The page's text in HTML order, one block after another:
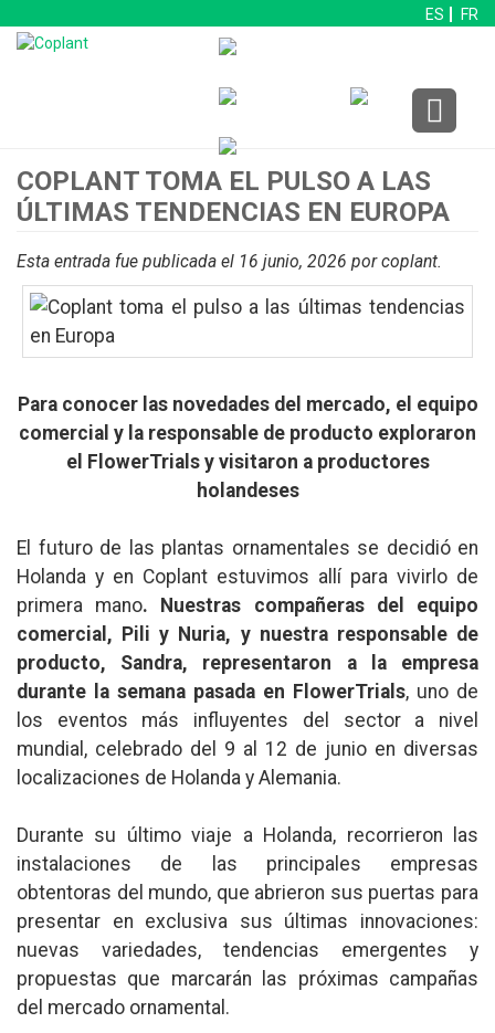
ES FR
COPLANT TOMA EL PULSO A LAS
ÚLTIMAS TENDENCIAS EN EUROPA
Esta entrada fue publicada el 16 junio, 2026 por coplant.
Para conocer las novedades del mercado, el equipo
comercial y la responsable de producto exploraron
el FlowerTrials y visitaron a productores
holandeses
El futuro de las plantas ornamentales se decidió en
Holanda y en Coplant estuvimos allí para vivirlo de
primera mano. Nuestras compañeras del equipo
comercial, Pili y Nuria, y nuestra responsable de
producto, Sandra, representaron a la empresa
durante la semana pasada en FlowerTrials, uno de
los eventos más influyentes del sector a nivel
mundial, celebrado del 9 al 12 de junio en diversas
localizaciones de Holanda y Alemania.
Durante su último viaje a Holanda, recorrieron las
instalaciones de las principales empresas
obtentoras del mundo, que abrieron sus puertas para
presentar en exclusiva sus últimas innovaciones:
nuevas variedades, tendencias emergentes y
propuestas que marcarán las próximas campañas
del mercado ornamental.